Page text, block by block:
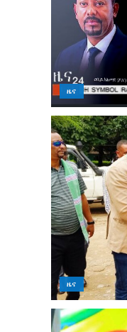
ዜና
ዜና